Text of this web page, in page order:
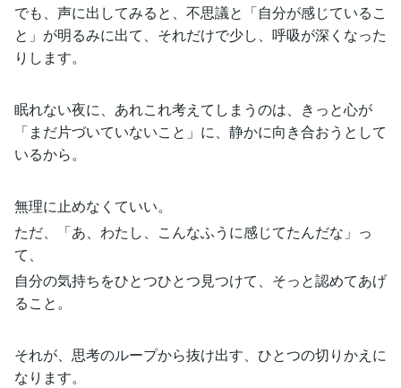
でも、声に出してみると、不思議と「自分が感じているこ
と」が明るみに出て、それだけで少し、呼吸が深くなった
りします。
眠れない夜に、あれこれ考えてしまうのは、きっと心が
「まだ片づいていないこと」に、静かに向き合おうとして
いるから。
無理に止めなくていい。
ただ、「あ、わたし、こんなふうに感じてたんだな」っ
て、
自分の気持ちをひとつひとつ見つけて、そっと認めてあげ
ること。
それが、思考のループから抜け出す、ひとつの切りかえに
なります。